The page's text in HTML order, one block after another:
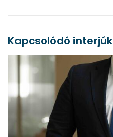
Kapcsolódó interjúk